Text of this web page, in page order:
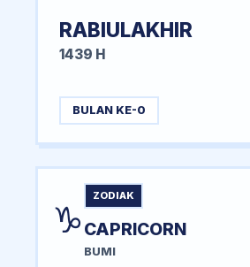
RABIULAKHIR
1439 H
BULAN KE-0
♑
ZODIAK
CAPRICORN
BUMI